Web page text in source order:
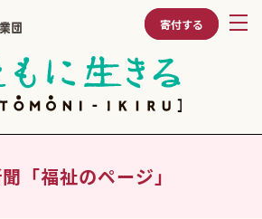
寄付する
「福祉のページ」